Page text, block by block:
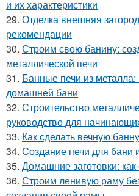
и их характеристики
29. Отделка внешняя
рекомендации
30. Строим свою банину:
металлической печи
31. Банные печи из
домашней бани
32. Строительство
руководство для
33. Как сделать вечную
34. Создание печи для бани
35. Домашние заготовки:
36. Строим ленивую раму